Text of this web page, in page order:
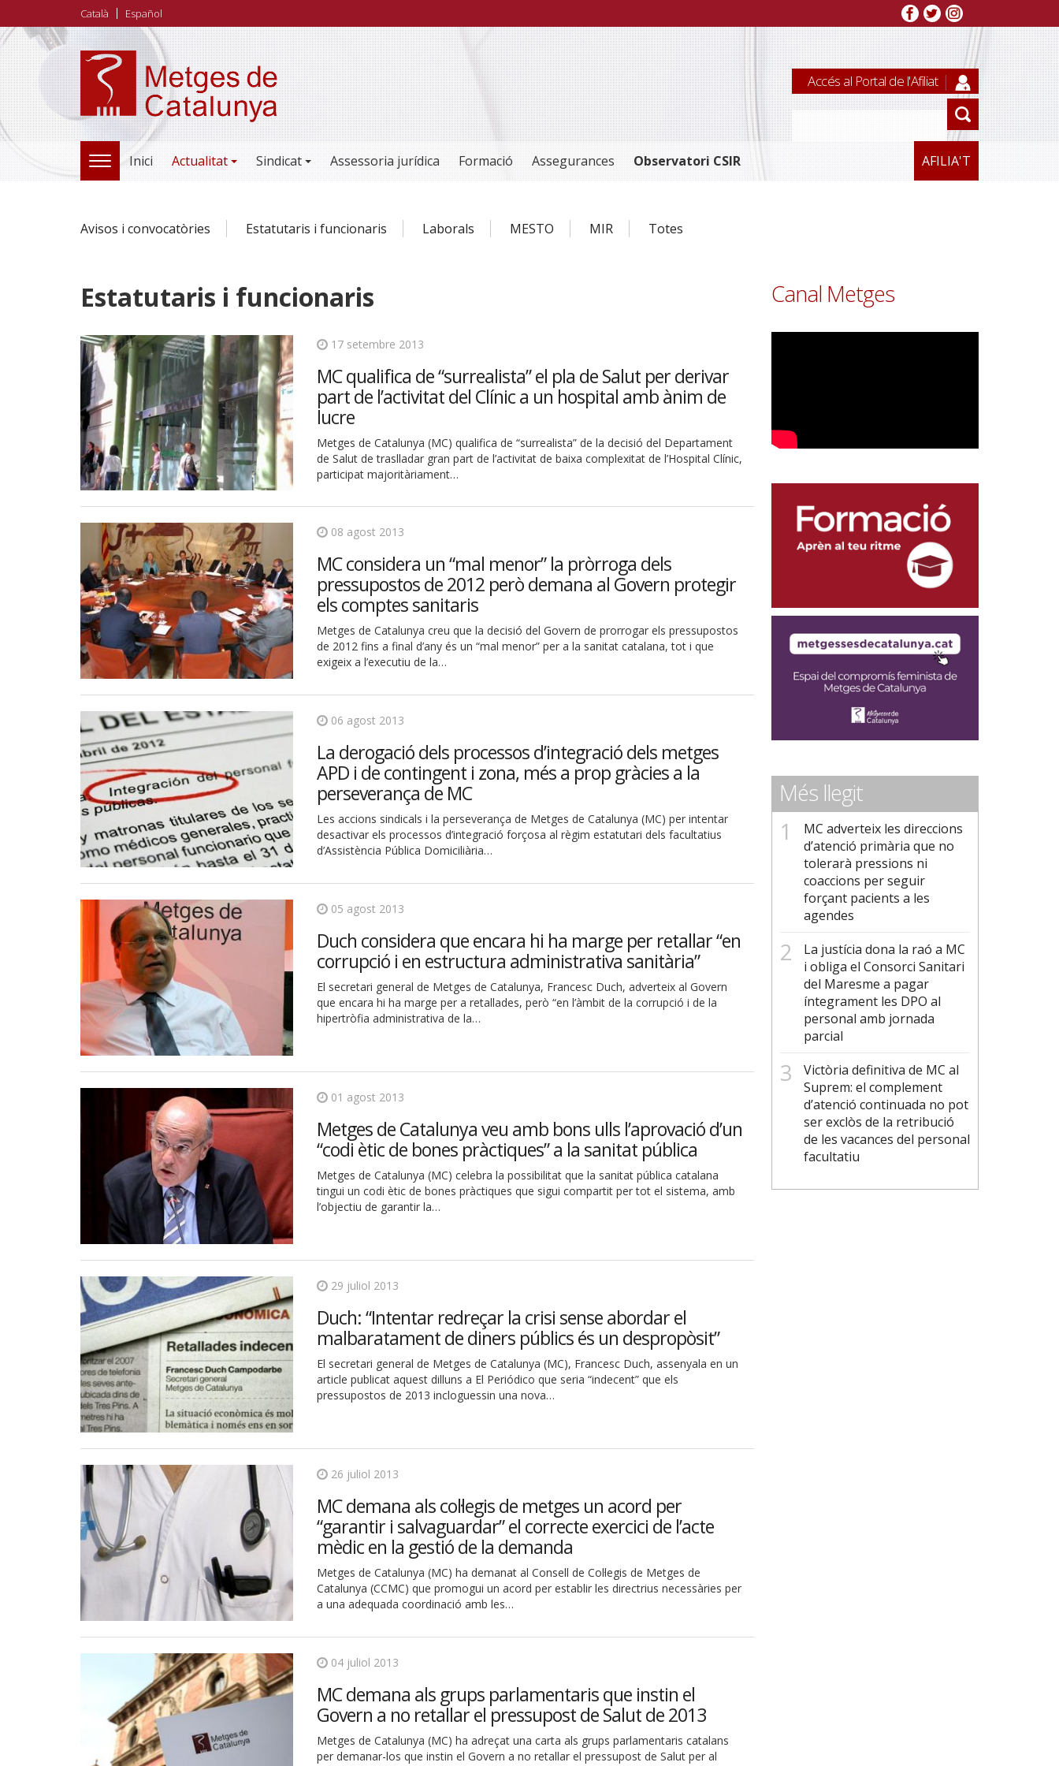
al
contingut
Català Español
TOGGLE
NAVIGATION
Inici Actualitat Sindicat Assessoria jurídica Formació Assegurances Observatori CSIR AFILIA'T
Accés al Portal de l'Afiliat
Avisos i convocatòries Estatutaris i funcionaris Laborals MESTO MIR Totes
Estatutaris i funcionaris
17 setembre 2013
MC qualifica de “surrealista” el pla de Salut per derivar
part de l’activitat del Clínic a un hospital amb ànim de
lucre
Metges de Catalunya (MC) qualifica de “surrealista” de la decisió del Departament
de Salut de traslladar gran part de l’activitat de baixa complexitat de l’Hospital Clínic,
participat majoritàriament…
08 agost 2013
MC considera un “mal menor” la pròrroga dels
pressupostos de 2012 però demana al Govern protegir
els comptes sanitaris
Metges de Catalunya creu que la decisió del Govern de prorrogar els pressupostos
de 2012 fins a final d’any és un “mal menor” per a la sanitat catalana, tot i que
exigeix a l’executiu de la…
06 agost 2013
La derogació dels processos d’integració dels metges
APD i de contingent i zona, més a prop gràcies a la
perseverança de MC
Les accions sindicals i la perseverança de Metges de Catalunya (MC) per intentar
desactivar els processos d’integració forçosa al règim estatutari dels facultatius
d’Assistència Pública Domiciliària…
05 agost 2013
Duch considera que encara hi ha marge per retallar “en
corrupció i en estructura administrativa sanitària”
El secretari general de Metges de Catalunya, Francesc Duch, adverteix al Govern
que encara hi ha marge per a retallades, però “en l’àmbit de la corrupció i de la
hipertròfia administrativa de la…
01 agost 2013
Metges de Catalunya veu amb bons ulls l’aprovació d’un
“codi ètic de bones pràctiques” a la sanitat pública
Metges de Catalunya (MC) celebra la possibilitat que la sanitat pública catalana
tingui un codi ètic de bones pràctiques que sigui compartit per tot el sistema, amb
l’objectiu de garantir la…
29 juliol 2013
Duch: “Intentar redreçar la crisi sense abordar el
malbaratament de diners públics és un despropòsit”
El secretari general de Metges de Catalunya (MC), Francesc Duch, assenyala en un
article publicat aquest dilluns a El Periódico que seria “indecent” que els
pressupostos de 2013 incloguessin una nova…
26 juliol 2013
MC demana als col·legis de metges un acord per
“garantir i salvaguardar” el correcte exercici de l’acte
mèdic en la gestió de la demanda
Metges de Catalunya (MC) ha demanat al Consell de Col·legis de Metges de
Catalunya (CCMC) que promogui un acord per establir les directrius necessàries per
a una adequada coordinació amb les…
04 juliol 2013
MC demana als grups parlamentaris que instin el
Govern a no retallar el pressupost de Salut de 2013
Metges de Catalunya (MC) ha adreçat una carta als grups parlamentaris catalans
per demanar-los que instin el Govern a no retallar el pressupost de Salut per al
Canal Metges
Més llegit
MC adverteix les direccions
d’atenció primària que no
tolerarà pressions ni
coaccions per seguir
forçant pacients a les
agendes
La justícia dona la raó a MC
i obliga el Consorci Sanitari
del Maresme a pagar
íntegrament les DPO al
personal amb jornada
parcial
Victòria definitiva de MC al
Suprem: el complement
d’atenció continuada no pot
ser exclòs de la retribució
de les vacances del personal
facultatiu